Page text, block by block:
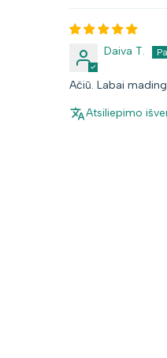
Daiva T.
Ačiū. Labai
Atsiliepimo